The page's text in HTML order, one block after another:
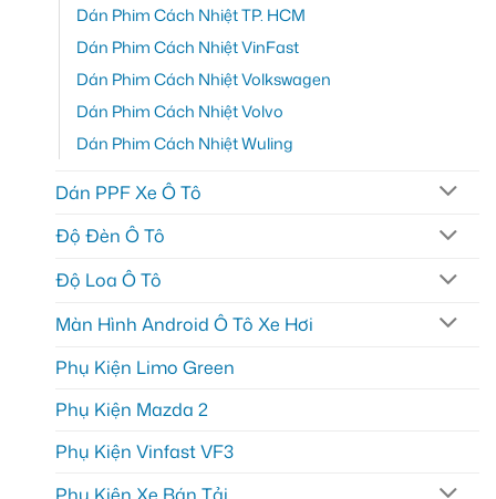
Dán Phim Cách Nhiệt TP. HCM
Dán Phim Cách Nhiệt VinFast
Dán Phim Cách Nhiệt Volkswagen
Dán Phim Cách Nhiệt Volvo
Dán Phim Cách Nhiệt Wuling
Dán PPF Xe Ô Tô
Độ Đèn Ô Tô
Độ Loa Ô Tô
Màn Hình Android Ô Tô Xe Hơi
Phụ Kiện Limo Green
Phụ Kiện Mazda 2
Phụ Kiện Vinfast VF3